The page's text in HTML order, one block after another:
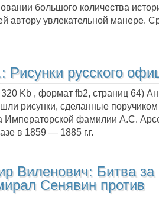
большого количества
автору увлекательной манере.
Рисунки русского
320 Kb , формат fb2, страниц 64)
рисунки, сделанные
Императорской фамилии А.С.
в 1859 — 1885 г.г.
Виленович: Битва за
Сенявин против